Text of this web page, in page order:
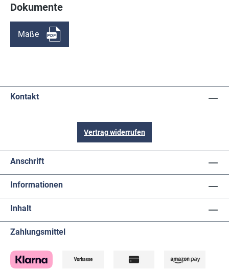
Dokumente
Maße
Kontakt
Vertrag widerrufen
Anschrift
Informationen
Inhalt
Zahlungsmittel